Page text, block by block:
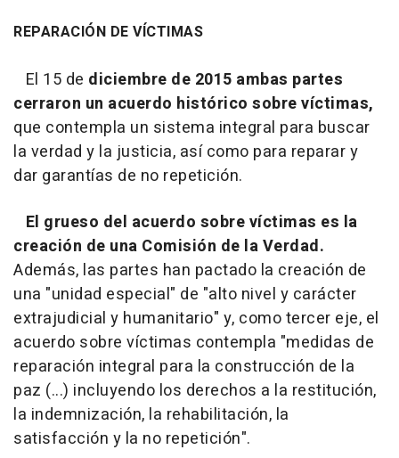
REPARACIÓN DE VÍCTIMAS
El 15 de diciembre de 2015 ambas partes
cerraron un acuerdo histórico sobre víctimas,
que contempla un sistema integral para buscar
la verdad y la justicia, así como para reparar y
dar garantías de no repetición.
El grueso del acuerdo sobre víctimas es la
creación de una Comisión de la Verdad.
Además, las partes han pactado la creación de
una "unidad especial" de "alto nivel y carácter
extrajudicial y humanitario" y, como tercer eje, el
acuerdo sobre víctimas contempla "medidas de
reparación integral para la construcción de la
paz (...) incluyendo los derechos a la restitución,
la indemnización, la rehabilitación, la
satisfacción y la no repetición".